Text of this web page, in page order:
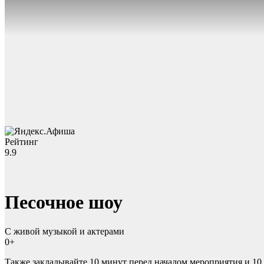
Рейтинг
9.9
Песочное шоу
С живой музыкой и актерами
0+
Также закладывайте 10 минут перед началом мероприятия и